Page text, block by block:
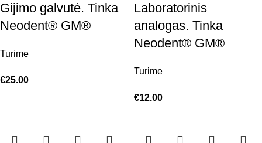
Gijimo galvutė. Tinka
Neodent® GM®
Turime
€25.00
Laboratorinis
analogas. Tinka
Neodent® GM®
Turime
€12.00